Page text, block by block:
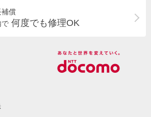
補償
で 何度でも修理OK